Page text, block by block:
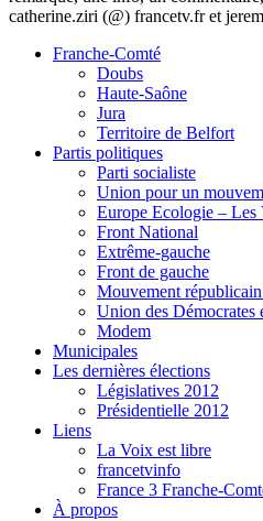
catherine.ziri (@) francetv.fr et
Franche-Comté
Doubs
Haute-Saône
Jura
Territoire de Belfort
Partis politiques
Parti socialiste
Union pour un
Europe Ecologie – Les
Front National
Extrême-gauche
Front de gauche
Mouvement
Union des Démocrates
Modem
Municipales
Les dernières élections
Législatives 2012
Présidentielle 2012
Liens
La Voix est libre
francetvinfo
France 3 Franche-
À propos